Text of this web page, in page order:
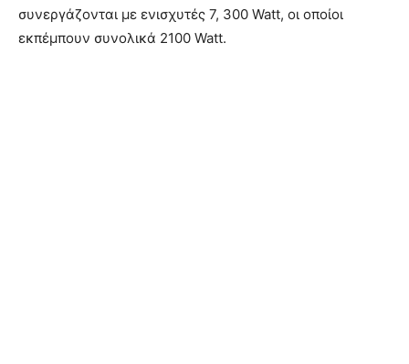
συνεργάζονται με ενισχυτές 7, 300 Watt, οι οποίοι
εκπέμπουν συνολικά 2100 Watt.